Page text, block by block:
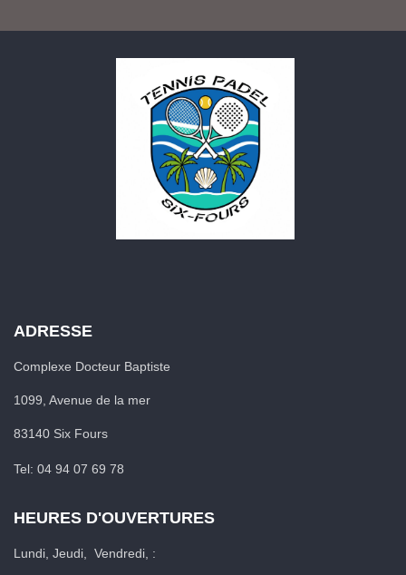
ADRESSE
Complexe Docteur Baptiste
1099, Avenue de la mer
83140 Six Fours
Tel: 04 94 07 69 78
HEURES D'OUVERTURES
Lundi, Jeudi, Vendredi, :